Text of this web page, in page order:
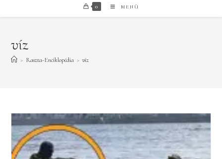
0 MENÜ
víz
> Raszta-Enciklopédia > víz